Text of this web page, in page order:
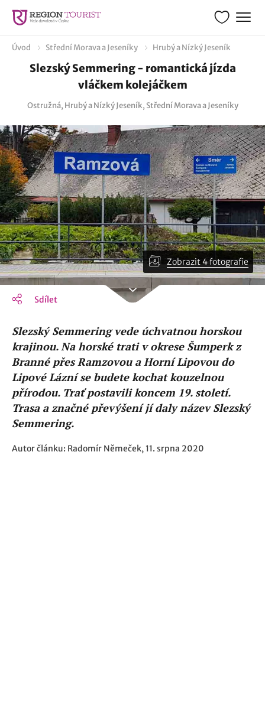
Úvod Střední Morava a Jeseníky Hrubý a Nízký Jeseník
Slezský Semmering - romantická jízda
vláčkem kolejáčkem
Ostružná, Hrubý a Nízký Jeseník, Střední Morava a Jeseníky
Zobrazit 4 fotografie
Sdílet
Slezský Semmering vede úchvatnou horskou
krajinou. Na horské trati v okrese Šumperk z
Branné přes Ramzovou a Horní Lipovou do
Lipové Lázní se budete kochat kouzelnou
přírodou. Trať postavili koncem 19. století.
Trasa a značné převýšení jí daly název Slezský
Semmering.
Autor článku: Radomír Němeček, 11. srpna 2020